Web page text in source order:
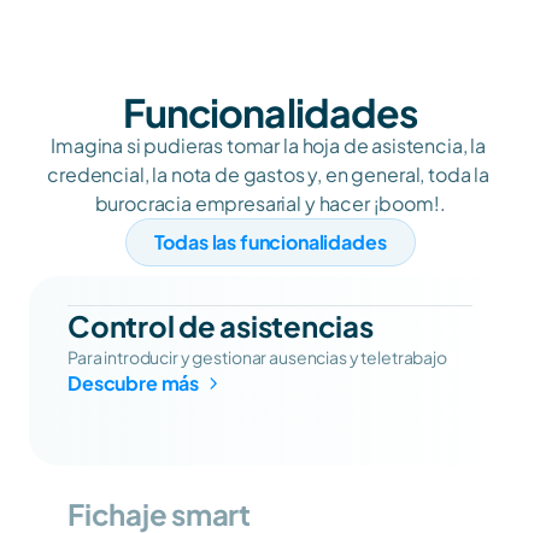
Funcionalidades
Imagina si pudieras tomar la hoja de asistencia, la
credencial, la nota de gastos y, en general, toda la
burocracia empresarial y hacer ¡boom!.
Todas las funcionalidades
Control de asistencias
Para introducir y gestionar ausencias y teletrabajo
Descubre más
Fichaje smart